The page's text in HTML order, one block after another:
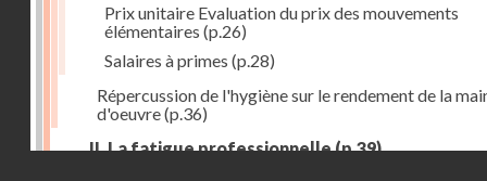
Prix unitaire Evaluation du prix des mouvements
élémentaires (p.26)
Salaires à primes (p.28)
Répercussion de l'hygiène sur le rendement de la
d'oeuvre(p.36)
II. La fatigue professionnelle(p.39)